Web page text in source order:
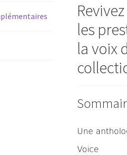
les
la voix
Une
Voice